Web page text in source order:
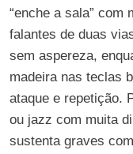
“enche a sala” com
falantes de duas
sem aspereza,
madeira nas teclas
ataque e repetição.
ou jazz com muita
sustenta graves